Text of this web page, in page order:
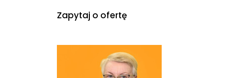
Zapytaj o ofertę